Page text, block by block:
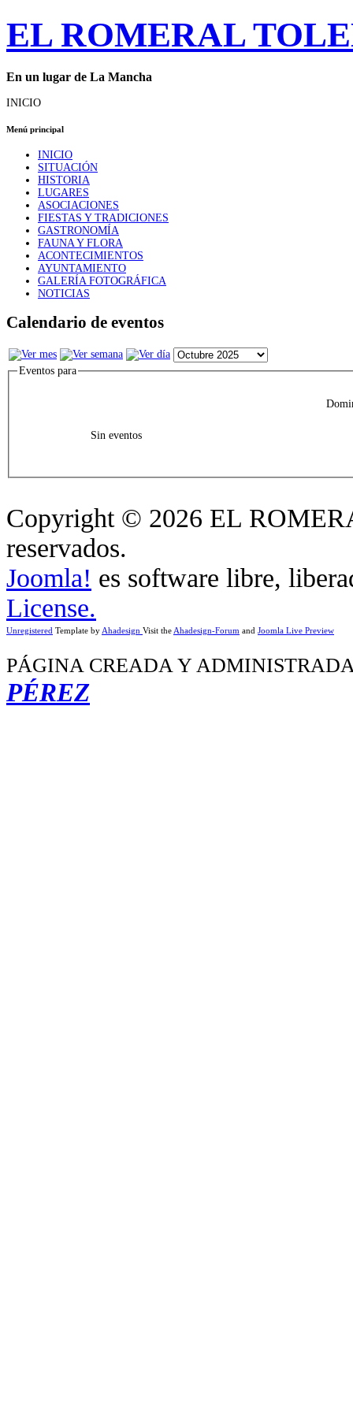
EL ROMERAL
En un lugar de La Mancha
INICIO
Menú principal
INICIO
SITUACIÓN
HISTORIA
LUGARES
ASOCIACIONES
FIESTAS Y TRADICIONES
GASTRONOMÍA
FAUNA Y FLORA
ACONTECIMIENTOS
AYUNTAMIENTO
GALERÍA FOTOGRÁFICA
NOTICIAS
Calendario de eventos
Eventos para
Sin eventos
Copyright © 2026 EL
reservados.
Joomla! es software libre,
License.
Unregistered Template by Ahadesign Visit the Ahadesign-Forum and Joomla Live Preview
PÁGINA CREADA Y
PÉREZ